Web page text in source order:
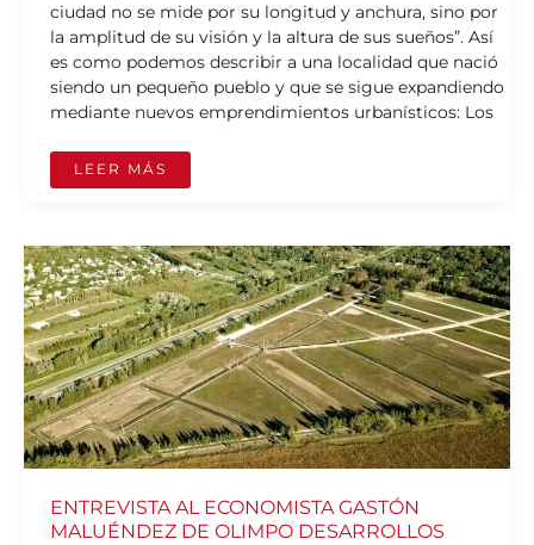
ciudad no se mide por su longitud y anchura, sino por
la amplitud de su visión y la altura de sus sueños”. Así
es como podemos describir a una localidad que nació
siendo un pequeño pueblo y que se sigue expandiendo
mediante nuevos emprendimientos urbanísticos: Los
LEER MÁS
ENTREVISTA AL ECONOMISTA GASTÓN
MALUÉNDEZ DE OLIMPO DESARROLLOS
ENTREVISTA
AL
ECONOMISTA
GASTÓN
MALUÉNDEZ
DE
OLIMPO
DESARROLLOS